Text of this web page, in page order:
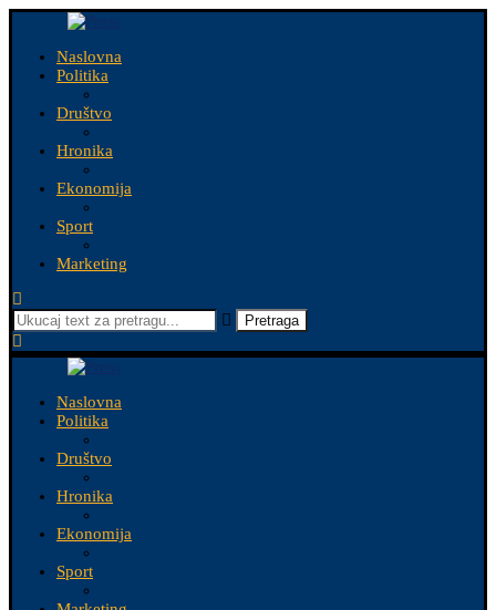
Naslovna
Politika
Društvo
Hronika
Ekonomija
Sport
Marketing
Pretraga
Naslovna
Politika
Društvo
Hronika
Ekonomija
Sport